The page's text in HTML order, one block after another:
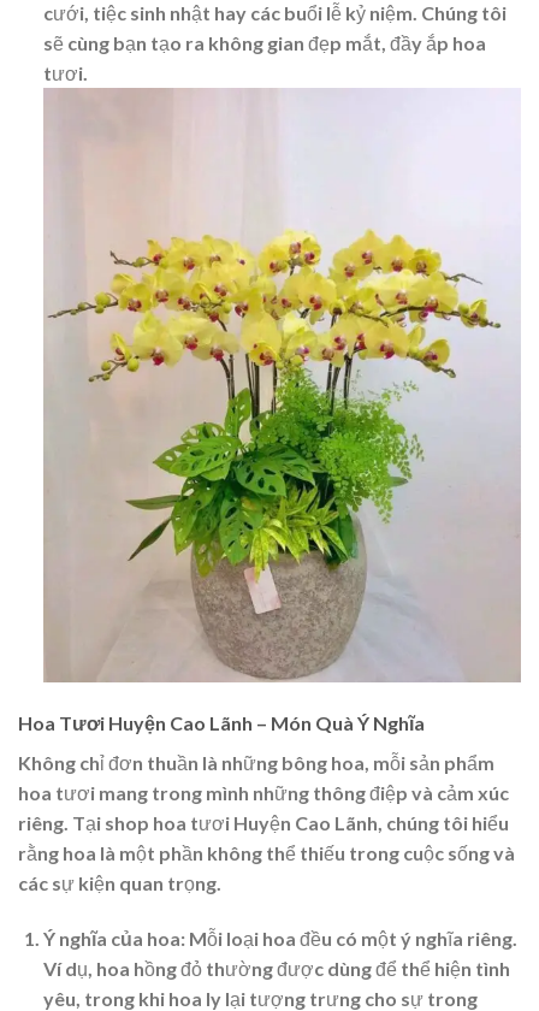
cưới, tiệc sinh nhật hay các buổi lễ kỷ niệm. Chúng tôi
sẽ cùng bạn tạo ra không gian đẹp mắt, đầy ắp hoa
tươi.
Hoa Tươi Huyện Cao Lãnh – Món Quà Ý Nghĩa
Không chỉ đơn thuần là những bông hoa, mỗi sản phẩm
hoa tươi mang trong mình những thông điệp và cảm xúc
riêng. Tại shop hoa tươi Huyện Cao Lãnh, chúng tôi hiểu
rằng hoa là một phần không thể thiếu trong cuộc sống và
các sự kiện quan trọng.
Ý nghĩa của hoa: Mỗi loại hoa đều có một ý nghĩa riêng.
Ví dụ, hoa hồng đỏ thường được dùng để thể hiện tình
yêu, trong khi hoa ly lại tượng trưng cho sự trong